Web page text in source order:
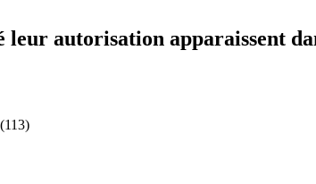
leur autorisation apparaissent